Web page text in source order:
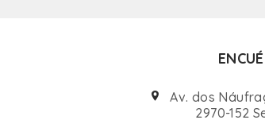
Av. dos
2970-152